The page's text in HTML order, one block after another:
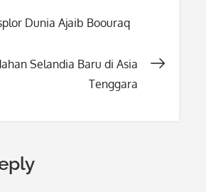
Dunia Ajaib Boouraq
Selandia Baru di Asia
Tenggara